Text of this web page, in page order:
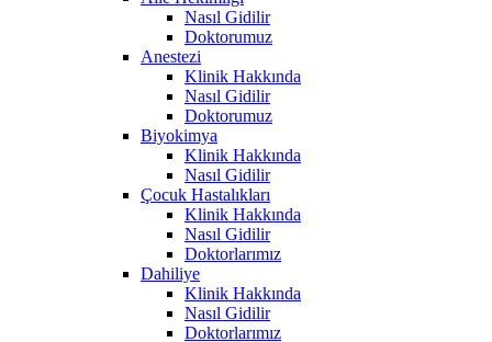
Nasıl Gidilir
Doktorumuz
Anestezi
Klinik Hakkında
Nasıl Gidilir
Doktorumuz
Biyokimya
Klinik Hakkında
Nasıl Gidilir
Çocuk Hastalıkları
Klinik Hakkında
Nasıl Gidilir
Doktorlarımız
Dahiliye
Klinik Hakkında
Nasıl Gidilir
Doktorlarımız